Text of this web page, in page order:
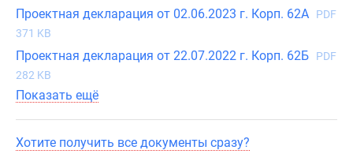
Проектная декларация от 02.06.2023 г. Корп. 62А
PDF
371 KB
Проектная декларация от 22.07.2022 г. Корп. 62Б
PDF
282 KB
Показать ещё
Хотите получить все документы сразу?